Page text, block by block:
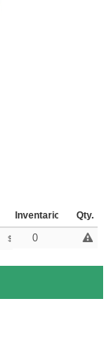
288 + Mas
Inventario Qty.
$ 41.32
0